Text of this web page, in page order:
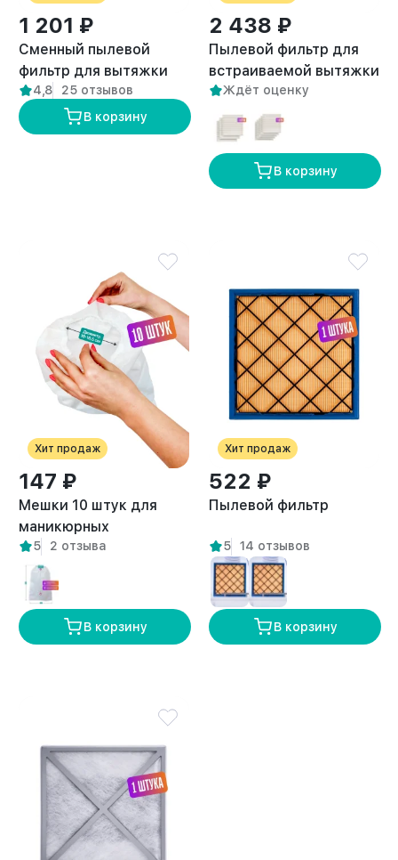
1 201 ₽
Сменный пылевой
фильтр для вытяжки
DUO 1 шт
4,8
25 отзывов
В корзину
2 438 ₽
Пылевой фильтр для
встраиваемой вытяжки
Anvikor FLOW
Ждёт оценку
В корзину
Хит продаж
147 ₽
Мешки 10 штук для
маникюрных
пылесосов
универсальные
5 2 отзыва
В корзину
Хит продаж
522 ₽
Пылевой фильтр
5 14 отзывов
В корзину